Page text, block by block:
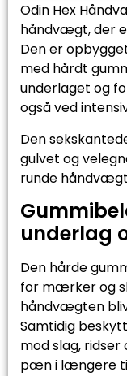
Odin Hex
håndvægt, der
Den er
med hårdt
underlaget og
også ved
Den
gulvet og
runde
underlag
Den hårde
for mærker og
håndvægten
Samtidig
mod slag,
pæn i længere